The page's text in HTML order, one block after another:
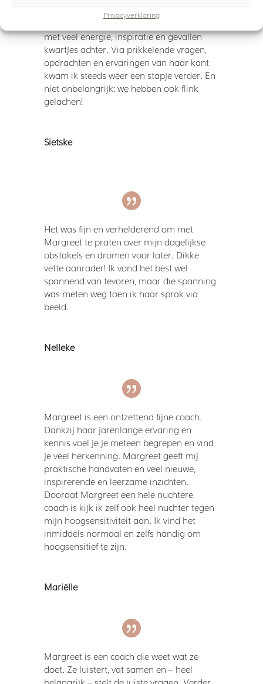
Privacyverklaring
aan. De gesprekken van vlogen steeds
weer voorbij, en na ieder gesprek bleef ik
met veel energie, inspiratie en gevallen
kwartjes achter. Via prikkelende vragen,
opdrachten en ervaringen van haar kant
kwam ik steeds weer een stapje verder. En
niet onbelangrijk: we hebben ook flink
gelachen!
Sietske
Het was fijn en verhelderend om met
Margreet te praten over mijn dagelijkse
obstakels en dromen voor later. Dikke
vette aanrader! Ik vond het best wel
spannend van tevoren, maar die spanning
was meten weg toen ik haar sprak via
beeld.
Nelleke
Margreet is een ontzettend fijne coach.
Dankzij haar jarenlange ervaring en
kennis voel je je meteen begrepen en vind
je veel herkenning. Margreet geeft mij
praktische handvaten en veel nieuwe,
inspirerende en leerzame inzichten.
Doordat Margreet een hele nuchtere
coach is kijk ik zelf ook heel nuchter tegen
mijn hoogsensitiviteit aan. Ik vind het
inmiddels normaal en zelfs handig om
hoogsensitief te zijn.
Mariëlle
Margreet is een coach die weet wat ze
doet. Ze luistert, vat samen en – heel